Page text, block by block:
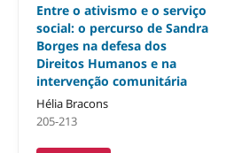
Entre o ativismo e o serviço
social: o percurso de Sandra
Borges na defesa dos
Direitos Humanos e na
intervenção comunitária
Hélia Bracons
205-213